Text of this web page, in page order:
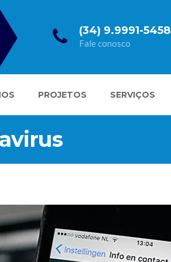
(34) 9.9991-5458
Fale conosco
PROJETOS SERVIÇOS